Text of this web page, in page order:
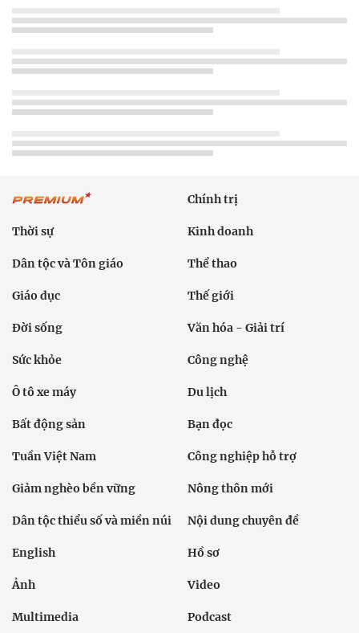
Chính trị
Thời sự Kinh doanh
Dân tộc và Tôn giáo Thể thao
Giáo dục Thế giới
Đời sống Văn hóa - Giải trí
Sức khỏe Công nghệ
Ô tô xe máy Du lịch
Bất động sản Bạn đọc
Tuần Việt Nam Công nghiệp hỗ trợ
Giảm nghèo bền vững Nông thôn mới
Dân tộc thiểu số và miền núi Nội dung chuyên đề
English Hồ sơ
Ảnh Video
Multimedia Podcast